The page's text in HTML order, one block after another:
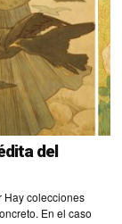
del
Hay colecciones
En el caso